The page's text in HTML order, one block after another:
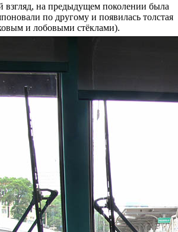
взгляд, на предыдущем поколении была
по другому и появилась толстая
и лобовыми стёклами).